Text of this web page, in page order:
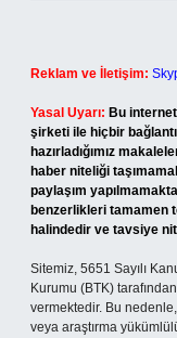
Reklam ve İletişim:
Yasal Uyarı: Bu
şirketi ile hiçbir
hazırladığımız
haber niteliği
paylaşım
benzerlikleri tamamen
halindedir ve tavsiye
Sitemiz, 5651 Sayılı
Kurumu (BTK)
vermektedir. Bu
veya araştırma